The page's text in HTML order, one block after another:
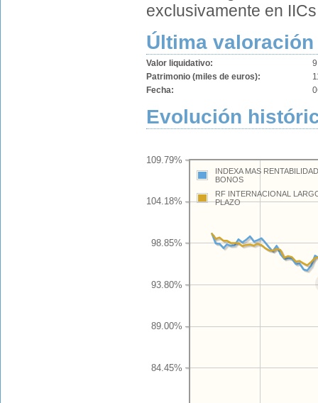
exclusivamente en
Última valoración
Valor liquidativo:
Patrimonio (miles de euros):
Fecha:
Evolución
84.45%
89.00%
93.80%
98.85%
104.18%
109.79%
INDEXA MAS RENTABILIDAD
BONOS
RF INTERNACIONAL
PLAZO